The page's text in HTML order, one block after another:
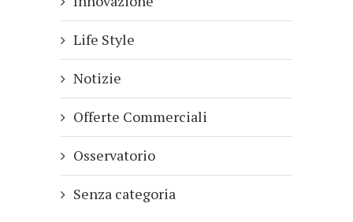
Life Style
Notizie
Offerte Commerciali
Osservatorio
Senza categoria